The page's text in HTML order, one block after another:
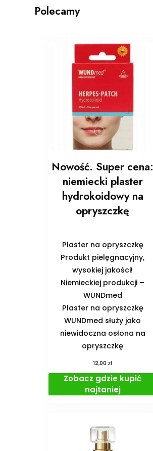
Polecamy
Nowość. Super cena:
niemiecki plaster
hydrokoidowy na
opryszczkę
Plaster na opryszczkę
Produkt pielęgnacyjny,
wysokiej jakości!
Niemieckiej produkcji –
WUNDmed
Plaster na opryszczkę
WUNDmed służy jako
niewidoczna osłona na
opryszczkę
12,00zł
Zobacz gdzie kupić
najtaniej